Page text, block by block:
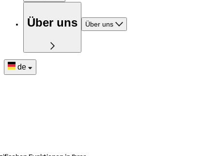
Über uns Über uns
de